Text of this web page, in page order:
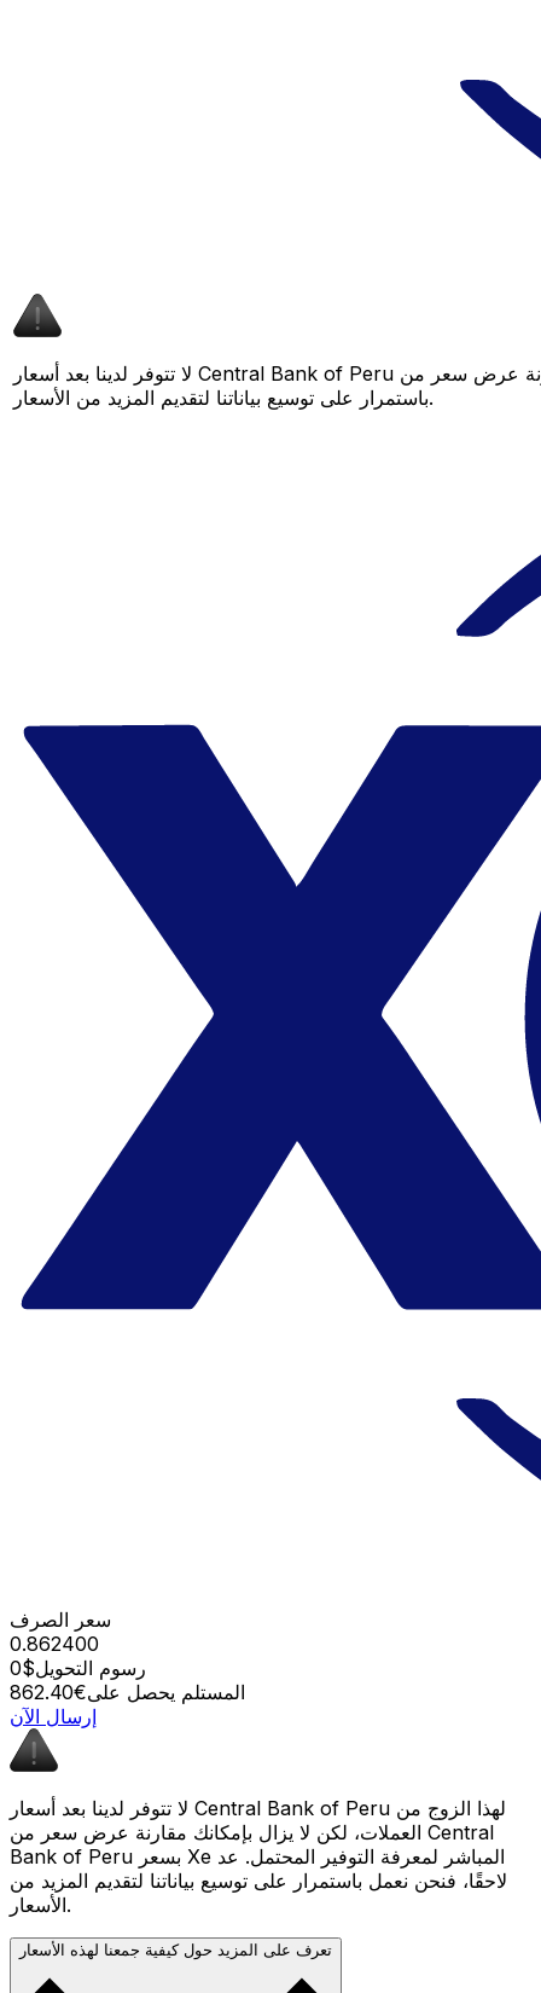
لا تتوفر لدينا بعد أسعار Central Bank of Peru لهذا الزوج من العملات، لكن لا يزال بإمكانك مقارنة عرض سعر من Central Bank of Peru بسعر Xe المباشر لمعرفة التوفير المحتمل. عد لاحقًا، فنحن نعمل
باستمرار على توسيع بياناتنا لتقديم المزيد من الأسعار.
سعر الصرف
0.862400
رسوم التحويل$0
المستلم يحصل على€862.40
إرسال الآن
لا تتوفر لدينا بعد أسعار Central Bank of Peru لهذا الزوج من
العملات، لكن لا يزال بإمكانك مقارنة عرض سعر من Central
Bank of Peru بسعر Xe المباشر لمعرفة التوفير المحتمل. عد
لاحقًا، فنحن نعمل باستمرار على توسيع بياناتنا لتقديم المزيد من
الأسعار.
تعرف على المزيد حول كيفية جمعنا لهذه الأسعار